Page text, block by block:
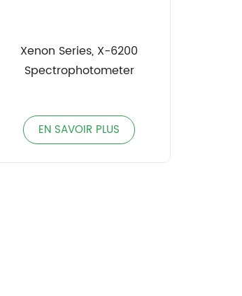
Xenon Series, X-6200
Spectrophotometer
EN SAVOIR PLUS